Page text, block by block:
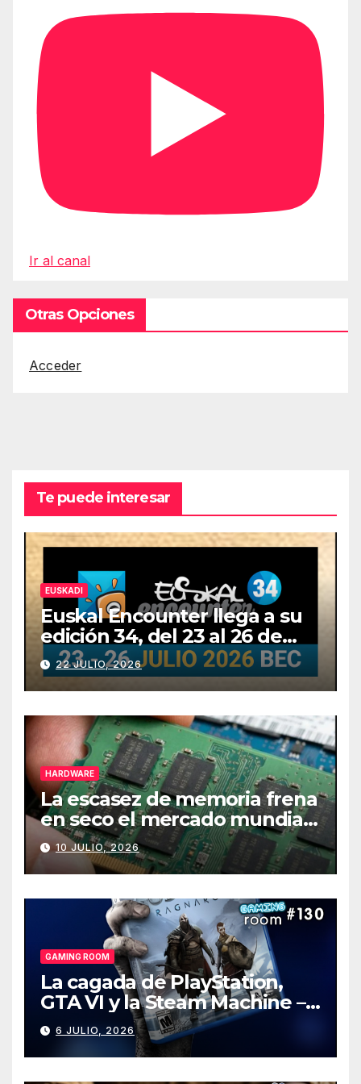
Ir al canal
Otras Opciones
Acceder
Te puede interesar
EUSKADI
Euskal Encounter llega a su
edición 34, del 23 al 26 de
julio
22 JULIO, 2026
HARDWARE
La escasez de memoria frena
en seco el mercado mundial
de PCs
10 JULIO, 2026
GAMING ROOM
La cagada de PlayStation,
GTA VI y la Steam Machine –
Gaming Room #130
6 JULIO, 2026